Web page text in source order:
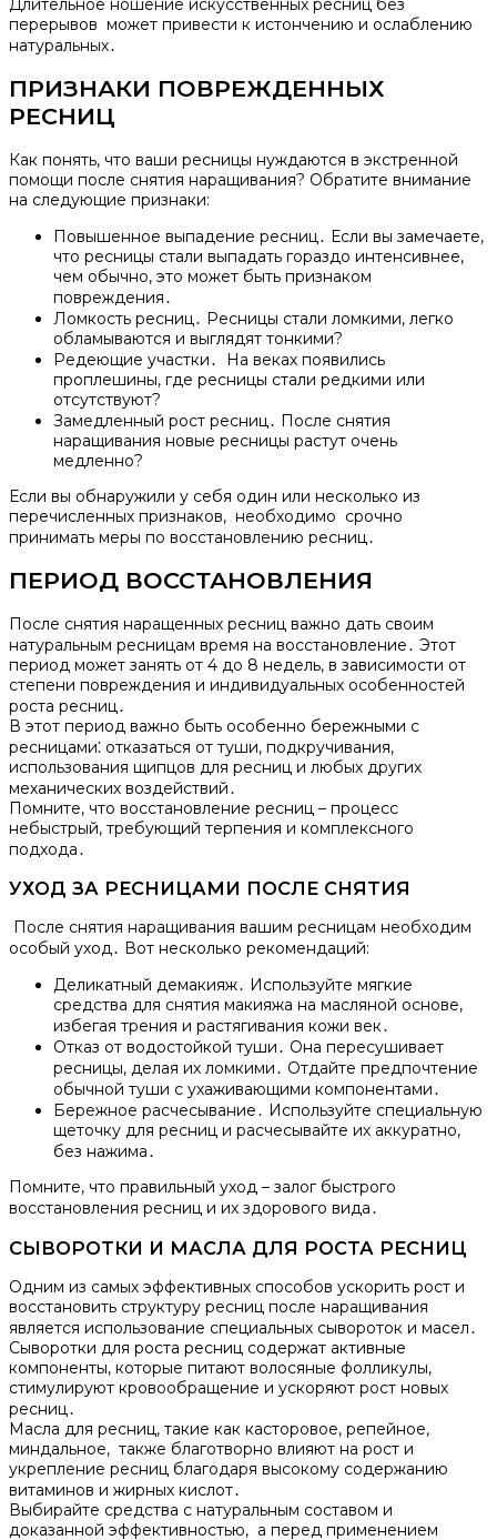
Длительное ношение искусственных ресниц без
перерывов может привести к истончению и ослаблению
натуральных․
ПРИЗНАКИ ПОВРЕЖДЕННЫХ
РЕСНИЦ
Как понять, что ваши ресницы нуждаются в экстренной
помощи после снятия наращивания?​ Обратите внимание
на следующие признаки:
Повышенное выпадение ресниц․ Если вы замечаете,
что ресницы стали выпадать гораздо интенсивнее,
чем обычно, это может быть признаком
повреждения․
Ломкость ресниц․ Ресницы стали ломкими, легко
обламываются и выглядят тонкими?​
Редеющие участки․ На веках появились
проплешины, где ресницы стали редкими или
отсутствуют?​
Замедленный рост ресниц․ После снятия
наращивания новые ресницы растут очень
медленно?​
Если вы обнаружили у себя один или несколько из
перечисленных признаков, необходимо срочно
принимать меры по восстановлению ресниц․
ПЕРИОД ВОССТАНОВЛЕНИЯ
После снятия наращенных ресниц важно дать своим
натуральным ресницам время на восстановление․ Этот
период может занять от 4 до 8 недель, в зависимости от
степени повреждения и индивидуальных особенностей
роста ресниц․
В этот период важно быть особенно бережными с
ресницами⁚ отказаться от туши, подкручивания,
использования щипцов для ресниц и любых других
механических воздействий․
Помните, что восстановление ресниц – процесс
небыстрый, требующий терпения и комплексного
подхода․
УХОД ЗА РЕСНИЦАМИ ПОСЛЕ СНЯТИЯ
После снятия наращивания вашим ресницам необходим
особый уход․ Вот несколько рекомендаций:
Деликатный демакияж․ Используйте мягкие
средства для снятия макияжа на масляной основе,
избегая трения и растягивания кожи век․
Отказ от водостойкой туши․ Она пересушивает
ресницы, делая их ломкими․ Отдайте предпочтение
обычной туши с ухаживающими компонентами․
Бережное расчесывание․ Используйте специальную
щеточку для ресниц и расчесывайте их аккуратно,
без нажима․
Помните, что правильный уход – залог быстрого
восстановления ресниц и их здорового вида․
СЫВОРОТКИ И МАСЛА ДЛЯ РОСТА РЕСНИЦ
Одним из самых эффективных способов ускорить рост и
восстановить структуру ресниц после наращивания
является использование специальных сывороток и масел․
Сыворотки для роста ресниц содержат активные
компоненты, которые питают волосяные фолликулы,
стимулируют кровообращение и ускоряют рост новых
ресниц․
Масла для ресниц, такие как касторовое, репейное,
миндальное, также благотворно влияют на рост и
укрепление ресниц благодаря высокому содержанию
витаминов и жирных кислот․
Выбирайте средства с натуральным составом и
доказанной эффективностью, а перед применением